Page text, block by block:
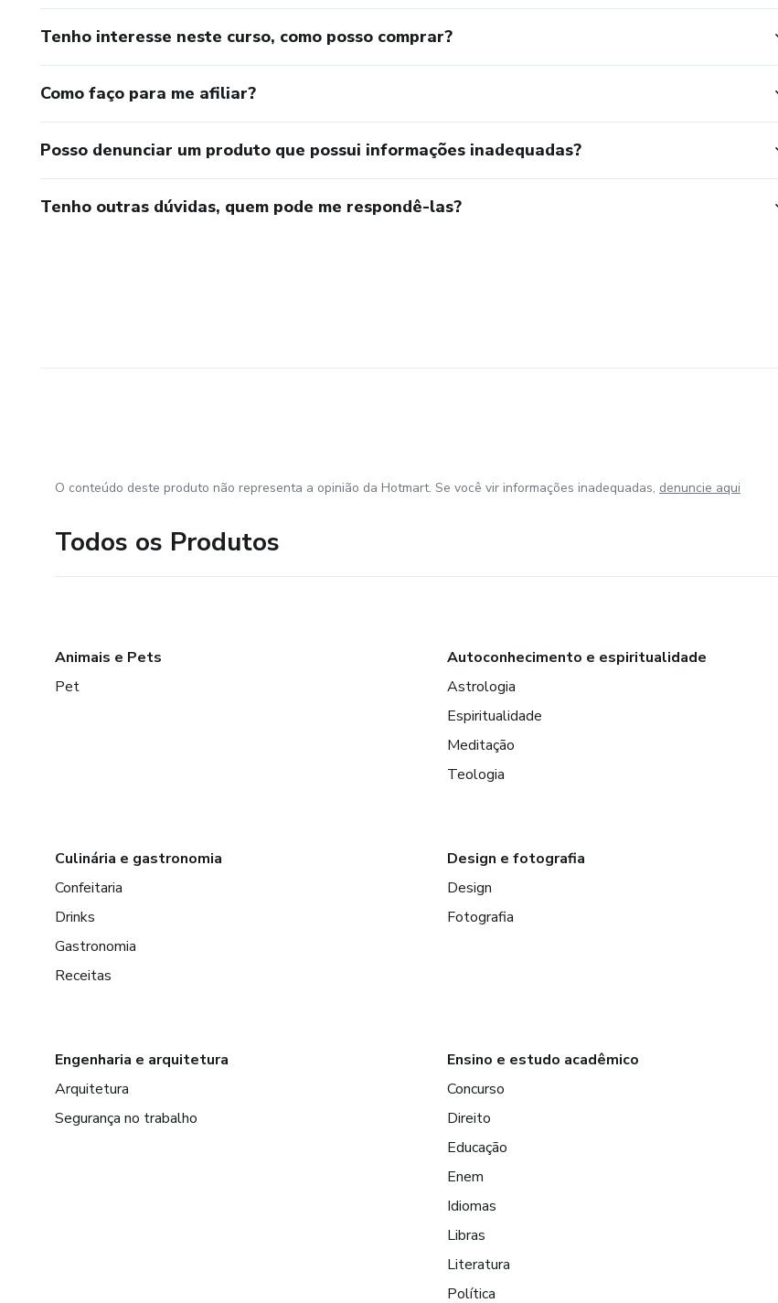
Tenho interesse neste curso, como posso comprar?
Como faço para me afiliar?
Posso denunciar um produto que possui informações inadequadas?
Tenho outras dúvidas, quem pode me respondê-las?
O conteúdo deste produto não representa a opinião da Hotmart. Se você vir informações inadequadas, denuncie aqui
Todos os Produtos
Animais e Pets
Pet
Autoconhecimento e espiritualidade
Astrologia
Espiritualidade
Meditação
Teologia
Culinária e gastronomia
Confeitaria
Drinks
Gastronomia
Receitas
Design e fotografia
Design
Fotografia
Engenharia e arquitetura
Arquitetura
Segurança no trabalho
Ensino e estudo acadêmico
Concurso
Direito
Educação
Enem
Idiomas
Libras
Literatura
Política